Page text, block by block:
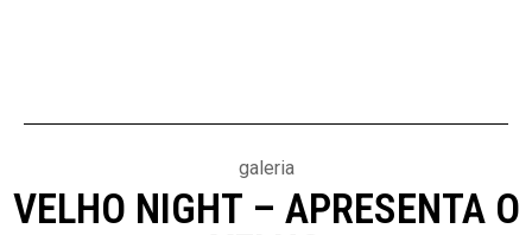
galeria
VELHO NIGHT – APRESENTA O